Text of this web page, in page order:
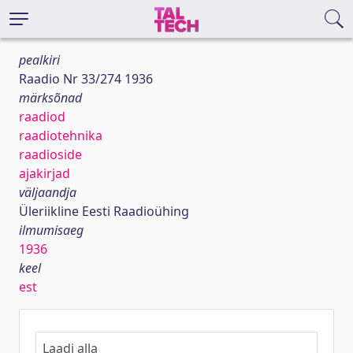
pealkiri
Raadio Nr 33/274 1936
märksõnad
raadiod
raadiotehnika
raadioside
ajakirjad
väljaandja
Üleriikline Eesti Raadioühing
ilmumisaeg
1936
keel
est
Laadi alla